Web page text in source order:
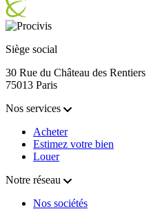
Siège social
30 Rue du Château des Rentiers
75013 Paris
Nos services
Acheter
Estimez votre bien
Louer
Notre réseau
Nos sociétés